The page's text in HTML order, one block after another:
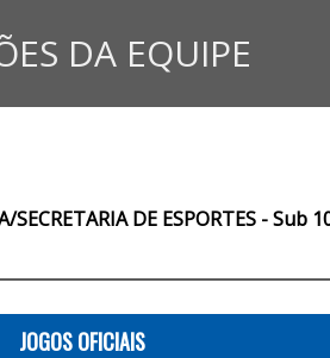
DA EQUIPE
SECRETARIA DE ESPORTES - Sub
JOGOS OFICIAIS